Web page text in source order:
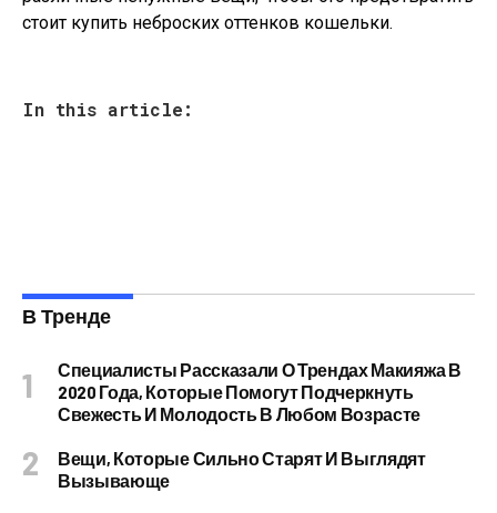
стоит купить неброских оттенков кошельки.
In this article:
В Тренде
Специалисты Рассказали О Трендах Макияжа В
2020 Года, Которые Помогут Подчеркнуть
Свежесть И Молодость В Любом Возрасте
Вещи, Которые Сильно Старят И Выглядят
Вызывающе